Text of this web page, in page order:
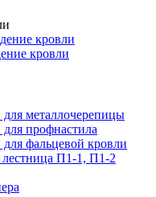
кровли
кровли
для металлочерепицы
профнастила
фальцевой кровли
лестница П1-1, П1-2